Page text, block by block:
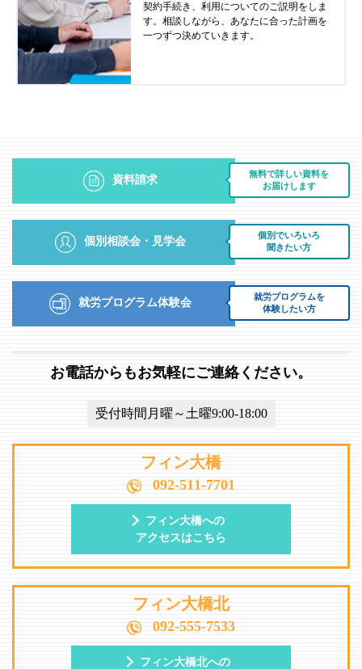
契約手続き、利用についてのご説明をしま
す。相談しながら、あなたに合った計画を
一つずつ決めていきます。
無料で詳しい資料を
お届けします
資料請求
個別でいろいろ
聞きたい方
個別相談会・見学会
就労プログラムを
体験したい方
就労プログラム体験会
お電話からもお気軽にご連絡ください。
受付時間月曜～土曜9:00-18:00
フィン大橋
092-511-7701
フィン大橋への
アクセスはこちら
フィン大橋北
092-555-7533
フィン大橋北への